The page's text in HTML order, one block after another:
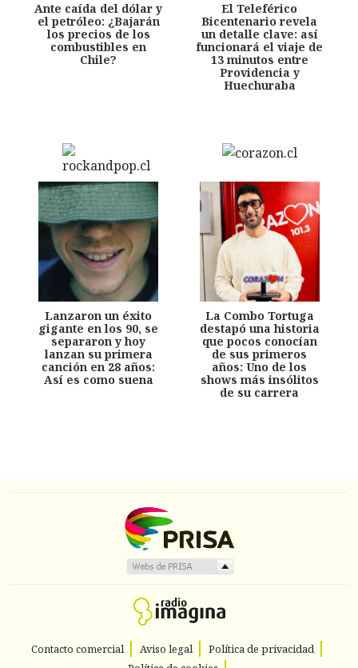
Ante caída del dólar y
el petróleo: ¿Bajarán
los precios de los
combustibles en
Chile?
El Teleférico
Bicentenario revela
un detalle clave: así
funcionará el viaje de
13 minutos entre
Providencia y
Huechuraba
Lanzaron un éxito
gigante en los 90, se
separaron y hoy
lanzan su primera
canción en 28 años:
Así es como suena
La Combo Tortuga
destapó una historia
que pocos conocían
de sus primeros
años: Uno de los
shows más insólitos
de su carrera
Contacto comercial Aviso legal
Política de privacidad